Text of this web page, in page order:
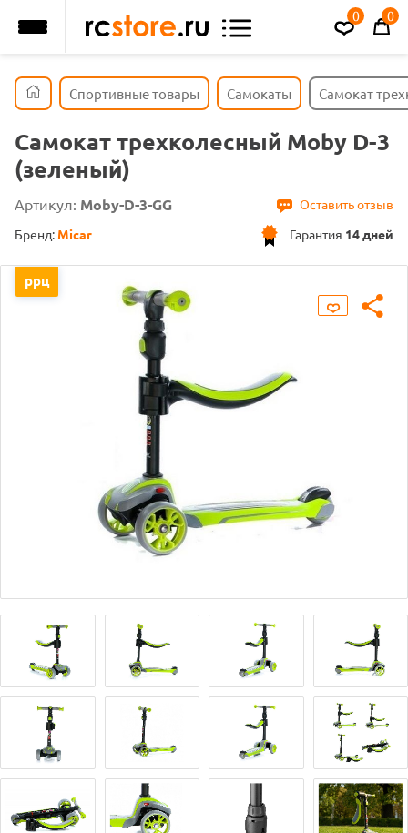
0 0
Спортивные товары Самокаты Самокат
Самокат трехколесный Moby D-3
(зеленый)
Артикул: Moby-D-3-GG
Оставить отзыв
Гарантия 14 дней
Бренд: Micar
ррц